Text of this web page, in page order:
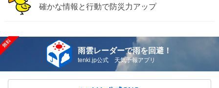
確かな情報と行動で防災力アップ
雨雲レーダーで雨を回避！
tenki.jp公式 天気予報アプリ